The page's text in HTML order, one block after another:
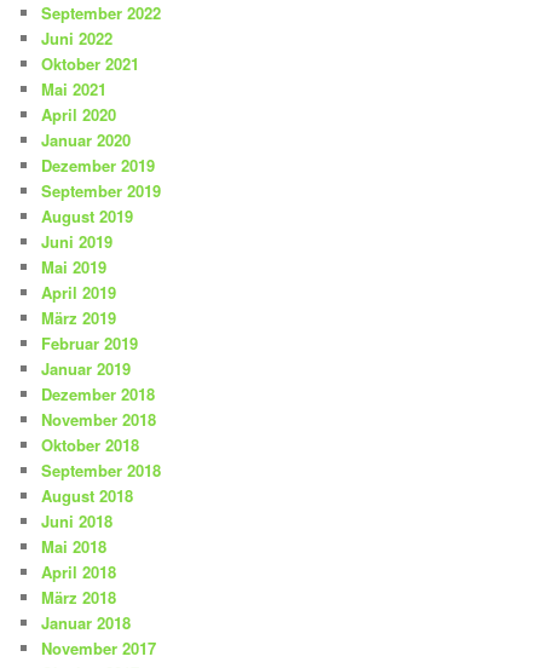
September 2022
Juni 2022
Oktober 2021
Mai 2021
April 2020
Januar 2020
Dezember 2019
September 2019
August 2019
Juni 2019
Mai 2019
April 2019
März 2019
Februar 2019
Januar 2019
Dezember 2018
November 2018
Oktober 2018
September 2018
August 2018
Juni 2018
Mai 2018
April 2018
März 2018
Januar 2018
November 2017